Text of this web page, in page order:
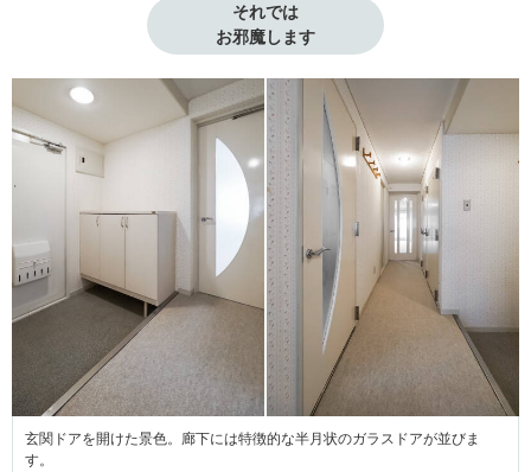
それでは
お邪魔します
玄関ドアを開けた景色。廊下には特徴的な半月状のガラスドアが並びま
す。